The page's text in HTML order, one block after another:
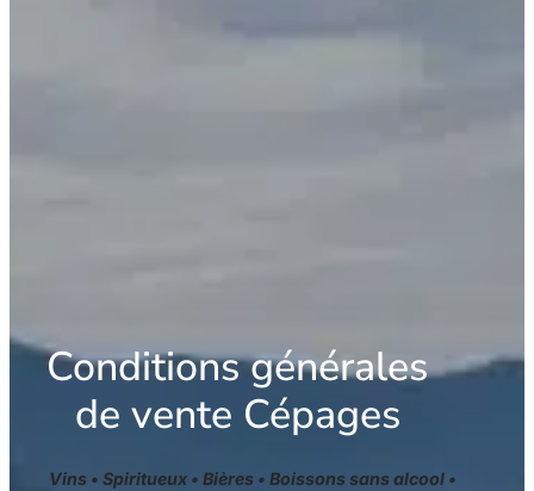
Conditions générales
de vente Cépages
Vins • Spiritueux • Bières • Boissons sans alcool •